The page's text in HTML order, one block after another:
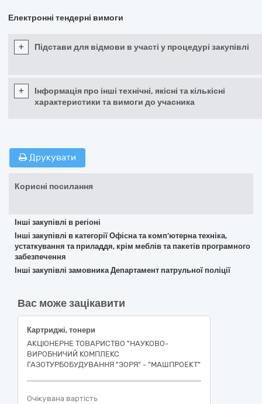
Електронні тендерні вимоги
+ Підстави для відмови в участі у процедурі закупівлі
+
Інформація про інші технічні, якісні та кількісні
характеристики та вимоги до учасника
Друкувати
Корисні посилання
Інші закупівлі в регіоні
Інші закупівлі в категорії Офісна та комп’ютерна техніка,
устаткування та приладдя, крім меблів та пакетів програмного
забезпечення
Інші закупівлі замовника Департамент патрульної поліції
Вас може зацікавити
Картриджі, тонери
АКЦІОНЕРНЕ ТОВАРИСТВО "НАУКОВО-
ВИРОБНИЧИЙ КОМПЛЕКС
ГАЗОТУРБОБУДУВАННЯ "ЗОРЯ" - "МАШПРОЕКТ"
Очікувана вартість